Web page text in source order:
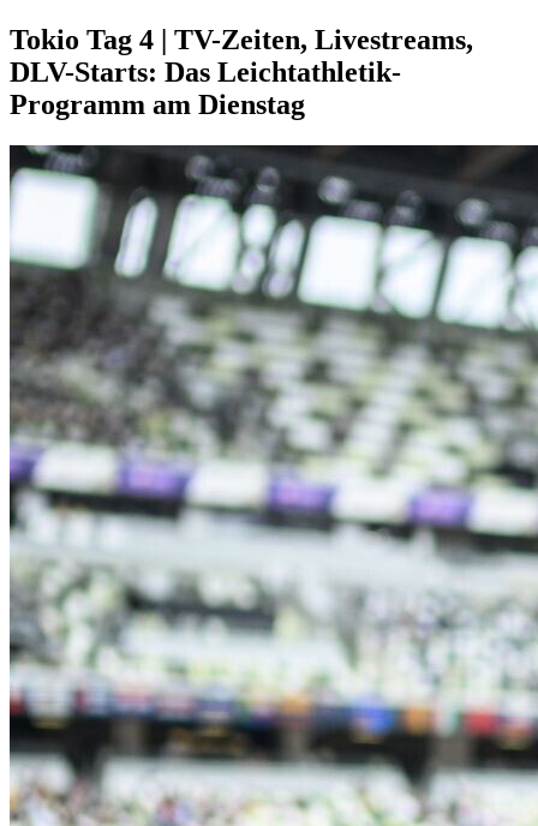
Tokio Tag 4 | TV-Zeiten, Livestreams,
DLV-Starts: Das Leichtathletik-
Programm am Dienstag